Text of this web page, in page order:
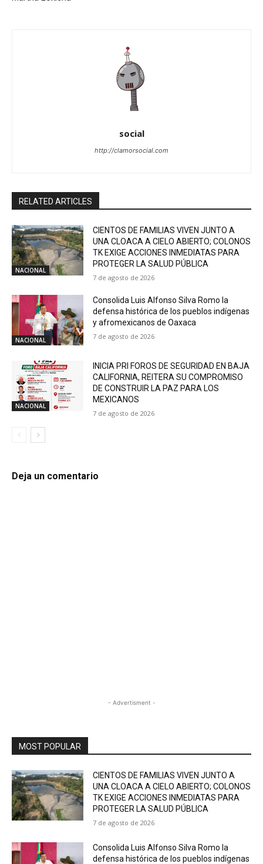
social
http://clamorsocial.com
RELATED ARTICLES
NACIONAL
CIENTOS DE FAMILIAS VIVEN JUNTO A
UNA CLOACA A CIELO ABIERTO; COLONOS
TK EXIGE ACCIONES INMEDIATAS PARA
PROTEGER LA SALUD PÚBLICA
7 de agosto de 2026
NACIONAL
Consolida Luis Alfonso Silva Romo la
defensa histórica de los pueblos indígenas
y afromexicanos de Oaxaca
7 de agosto de 2026
NACIONAL
INICIA PRI FOROS DE SEGURIDAD EN BAJA
CALIFORNIA, REITERA SU COMPROMISO
DE CONSTRUIR LA PAZ PARA LOS
MEXICANOS
7 de agosto de 2026
Deja un comentario
- Advertisment -
MOST POPULAR
CIENTOS DE FAMILIAS VIVEN JUNTO A
UNA CLOACA A CIELO ABIERTO; COLONOS
TK EXIGE ACCIONES INMEDIATAS PARA
PROTEGER LA SALUD PÚBLICA
7 de agosto de 2026
Consolida Luis Alfonso Silva Romo la
defensa histórica de los pueblos indígenas